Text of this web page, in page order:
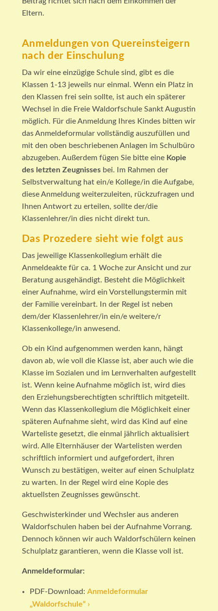
Eltern.
Anmeldungen von Quereinsteigern
nach der Einschulung
Da wir eine einzügige Schule sind, gibt es die
Klassen 1-13 jeweils nur einmal. Wenn ein Platz in
den Klassen frei sein sollte, ist auch ein späterer
Wechsel in die Freie Waldorfschule Sankt Augustin
möglich. Für die Anmeldung Ihres Kindes bitten wir
das Anmeldeformular vollständig auszufüllen und
mit den oben beschriebenen Anlagen im Schulbüro
abzugeben. Außerdem fügen Sie bitte eine Kopie
des letzten Zeugnissesbei. Im Rahmen der
Selbstverwaltung hat ein/e Kollege/in die Aufgabe,
diese Anmeldung weiterzuleiten, rückzufragen und
Ihnen Antwort zu erteilen, sollte der/die
Klassenlehrer/in dies nicht direkt tun.
Das Prozedere sieht wie folgt aus
Das jeweilige Klassenkollegium erhält die
Anmeldeakte für ca. 1 Woche zur Ansicht und zur
Beratung ausgehändigt. Besteht die Möglichkeit
einer Aufnahme, wird ein Vorstellungstermin mit
der Familie vereinbart. In der Regel ist neben
dem/der Klassenlehrer/in ein/e weitere/r
Klassenkollege/in anwesend.
Ob ein Kind aufgenommen werden kann, hängt
davon ab, wie voll die Klasse ist, aber auch wie die
Klasse im Sozialen und im Lernverhalten aufgestellt
ist. Wenn keine Aufnahme möglich ist, wird dies
den Erziehungsberechtigten schriftlich mitgeteilt.
Wenn das Klassenkollegium die Möglichkeit einer
späteren Aufnahme sieht, wird das Kind auf eine
Warteliste gesetzt, die einmal jährlich aktualisiert
wird. Alle Elternhäuser der Wartelisten werden
schriftlich informiert und aufgefordert, ihren
Wunsch zu bestätigen, weiter auf einen Schulplatz
zu warten. In der Regel wird eine Kopie des
aktuellsten Zeugnisses gewünscht.
Geschwisterkinder und Wechsler aus anderen
Waldorfschulen haben bei der Aufnahme Vorrang.
Dennoch können wir auch Waldorfschülern keinen
Schulplatz garantieren, wenn die Klasse voll ist.
Anmeldeformular:
PDF-Download: Anmeldeformular
„Waldorfschule“ ›